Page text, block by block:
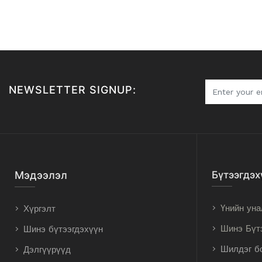
NEWSLETTER SIGNUP:
Мэдээлэл
Хүргэлт
Шинэ бүтээгдэхүүн
Дэлгүүрүүд
Үнийн
Шинэ
Шилдэг